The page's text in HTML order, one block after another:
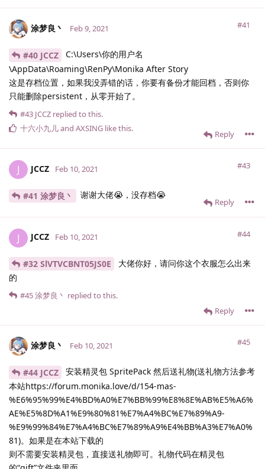
涂梦良丶 #41
Feb 9, 2021
#40 JCCZ
C:\Users\你的用户名
\AppData\Roaming\RenPy\Monika After Story
这是存档位置，如果我没弄错的话，你要有备份才能回档，否则你
只能删除persistent，从零开始了。
Reply
#43 JCCZ replied to this.
十六小九儿and AXSING like this.
J JCCZ #43
Feb 10, 2021
#41 涂梦良丶 谢谢大佬😭，没存档😭
Reply
J JCCZ #44
Feb 10, 2021
#32 SlVTVCBNT05JS0E
大佬你好，请问你这个衣服怎么出来
的
Reply
#45涂梦良丶 replied to this.
涂梦良丶 #45
Feb 10, 2021
#44 JCCZ
安装精灵包 SpritePack 然后送礼物(送礼物方法参考
本站https://forum.monika.love/d/154-mas-
%E6%95%99%E4%BD%A0%E7%BB%99%E8%8E%AB%E5%A6%
AE%E5%8D%A1%E9%80%81%E7%A4%BC%E7%89%A9-
%E9%99%84%E7%A4%BC%E7%89%A9%E4%BB%A3%E7%A0%
81)。如果是在本站下载的
则不需要安装精灵包，直接送礼物即可。礼物代码在精灵包